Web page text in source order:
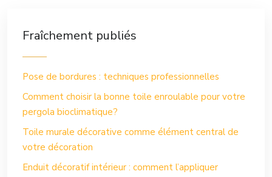
Fraîchement publiés
Pose de bordures : techniques professionnelles
Comment choisir la bonne toile enroulable pour votre
pergola bioclimatique?
Toile murale décorative comme élément central de
votre décoration
Enduit décoratif intérieur : comment l’appliquer